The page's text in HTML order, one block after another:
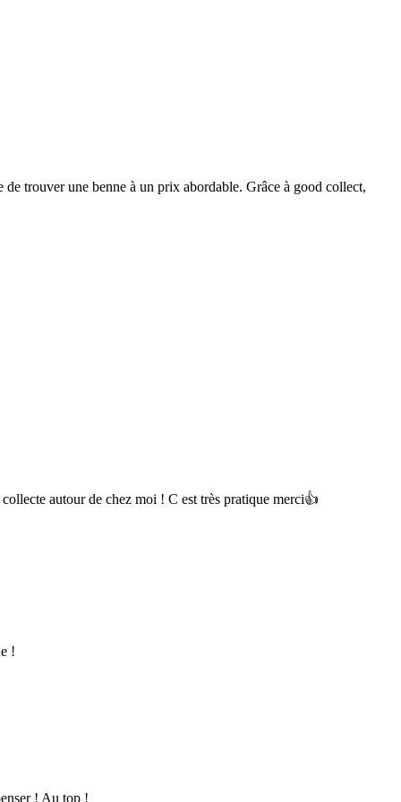
trouver une benne à un prix abordable. Grâce à good collect,
autour de chez moi ! C est très pratique merci👍
!
! Au top !